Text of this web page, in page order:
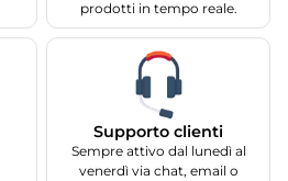
prodotti in tempo reale.
Supporto clienti
Sempre attivo dal lunedì al
venerdì via chat, email o